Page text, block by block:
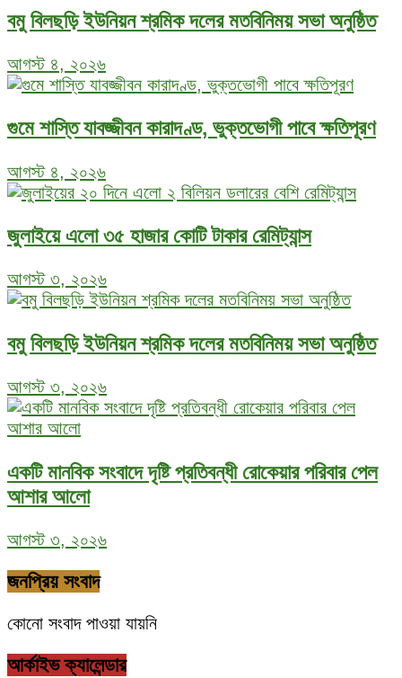
বমু বিলছড়ি ইউনিয়ন শ্রমিক দলের মতবিনিময় সভা অনুষ্ঠিত
আগস্ট ৪, ২০২৬
গুমে শাস্তি যাবজ্জীবন কারাদণ্ড, ভুক্তভোগী পাবে ক্ষতিপূরণ
আগস্ট ৪, ২০২৬
জুলাইয়ে এলো ৩৫ হাজার কোটি টাকার রেমিট্যান্স
আগস্ট ৩, ২০২৬
বমু বিলছড়ি ইউনিয়ন শ্রমিক দলের মতবিনিময় সভা অনুষ্ঠিত
আগস্ট ৩, ২০২৬
একটি মানবিক সংবাদে দৃষ্টি প্রতিবন্ধী রোকেয়ার পরিবার পেল
আশার আলো
আগস্ট ৩, ২০২৬
জনপ্রিয় সংবাদ
কোনো সংবাদ পাওয়া যায়নি
আর্কাইভ ক্যালেন্ডার